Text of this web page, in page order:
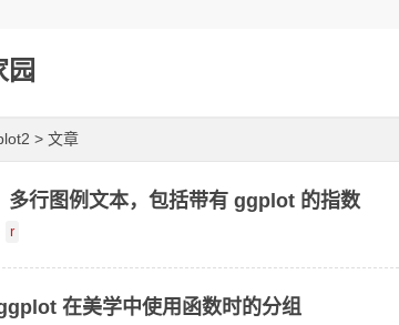
园
> 文章
多行图例文本，包括带有 ggplot 的指数
r
在美学中使用函数时的分组